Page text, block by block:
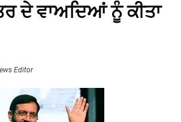
ਦੇ ਵਾਅਦਿਆਂ ਨੂੰ ਕੀਤਾ
Editor